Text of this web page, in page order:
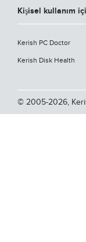
Kişisel kullanım
Kerish PC Doctor
Kerish Disk Health
© 2005-2026,